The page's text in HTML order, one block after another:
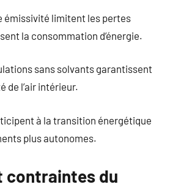
émissivité limitent les pertes
la consommation d’énergie.
sans solvants garantissent
de l’air intérieur.
à la transition énergétique
plus autonomes.
contraintes du